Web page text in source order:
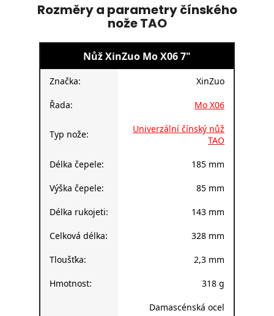
Rozměry a parametry čínského
nože TAO
Nůž XinZuo Mo X06 7"
Značka: XinZuo
Řada: Mo X06
Typ nože:
Univerzální čínský nůž
TAO
Délka čepele: 185 mm
Výška čepele: 85 mm
Délka rukojeti: 143 mm
Celková délka: 328 mm
Tloušťka: 2,3 mm
Hmotnost: 318 g
Damascénská ocel